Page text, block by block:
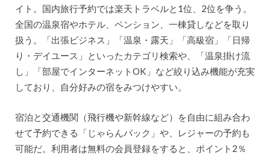
イト。国内旅行予約では楽天トラベルと1位、2位を争う。
全国の温泉宿やホテル、ペンション、一棟貸しなどを取り
扱う。「出張ビジネス」「温泉・露天」「高級宿」「日帰
り・デイユース」といったカテゴリ検索や、「温泉掛け流
し」「部屋でインターネットOK」など絞り込み機能が充実
しており、自分好みの宿をみつけやすい。
宿泊と交通機関（飛行機や新幹線など）を自由に組み合わ
せて予約できる「じゃらんパック」や、レジャーの予約も
可能だ。利用者は無料の会員登録をすると、ポイント2％